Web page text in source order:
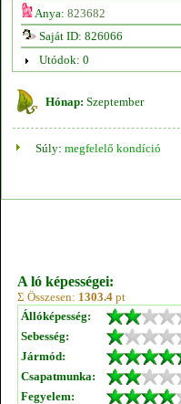
Anya: 823682
Saját ID: 826066
Utódok: 0
Hónap: Szeptember
Súly: megfelelő kondíció
A ló képességei:
Σ Összesen: 1303.4 pt
Állóképesség:
Sebesség:
Jármód:
Csapatmunka:
Fegyelem: